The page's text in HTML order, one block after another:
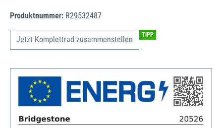
Produktnummer: R29532487
Jetzt Komplettrad zusammenstellen TIPP